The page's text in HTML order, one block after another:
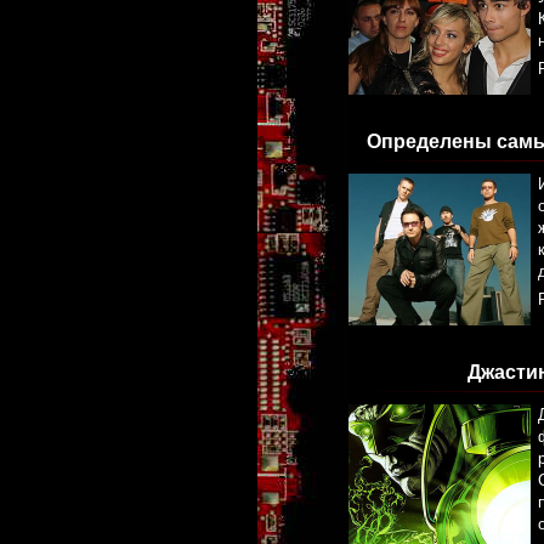
Определены